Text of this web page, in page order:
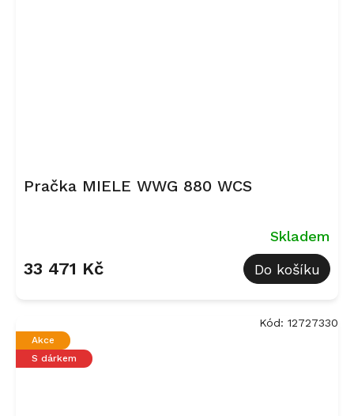
Pračka MIELE WWG 880 WCS
Skladem
33 471 Kč Do košíku
Akce
S dárkem
Kód: 12727330